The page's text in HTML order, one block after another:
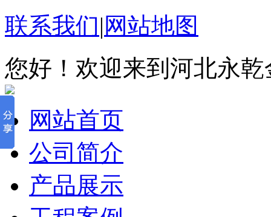
联系我们| 网站地图
您好！欢迎来到河北永
网站首页
公司简介
产品展示